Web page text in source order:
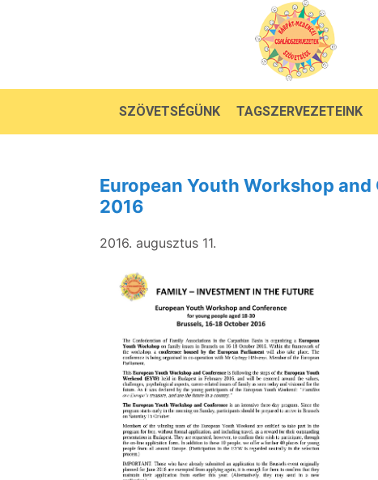
SZÖVETSÉGÜNK TAGSZERVEZETEINK
European Youth Workshop
2016
2016. augusztus 11.